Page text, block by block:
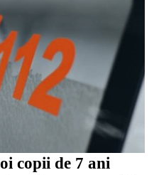
copii de 7 ani